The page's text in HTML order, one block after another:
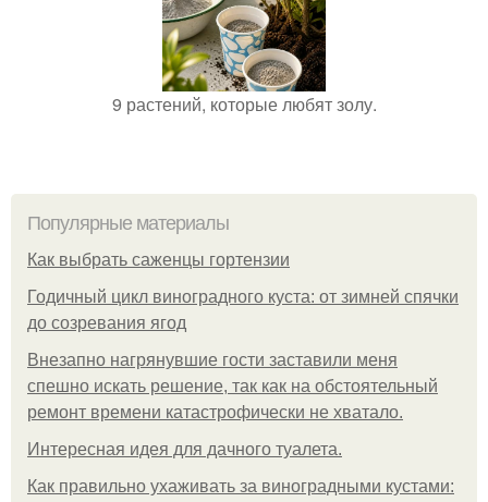
9 растений, которые любят золу.
Популярные материалы
Как выбрать саженцы гортензии
Годичный цикл виноградного куста: от зимней спячки
до созревания ягод
Внезапно нагрянувшие гости заставили меня
спешно искать решение, так как на обстоятельный
ремонт времени катастрофически не хватало.
Интересная идея для дачного туалета.
Как правильно ухаживать за виноградными кустами: